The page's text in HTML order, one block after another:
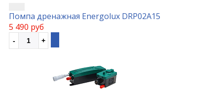
Помпа дренажная Energolux DRP02A15
5 490 руб